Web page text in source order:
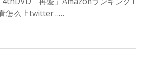
怎么上twitter……